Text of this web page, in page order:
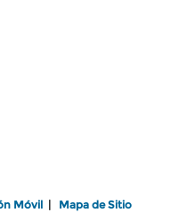
Móvil Mapa de Sitio